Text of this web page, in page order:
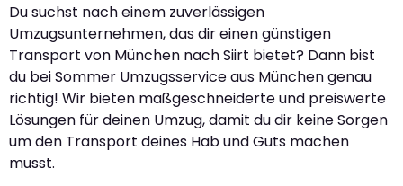
Du suchst nach einem zuverlässigen
Umzugsunternehmen, das dir einen günstigen
Transport von München nach Siirt bietet? Dann bist
du bei Sommer Umzugsservice aus München genau
richtig! Wir bieten maßgeschneiderte und preiswerte
Lösungen für deinen Umzug, damit du dir keine Sorgen
um den Transport deines Hab und Guts machen
musst.